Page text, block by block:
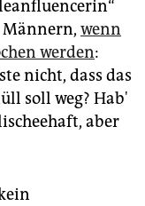
Männern, wenn
werden:
nicht, dass das
soll weg? Hab'
aber